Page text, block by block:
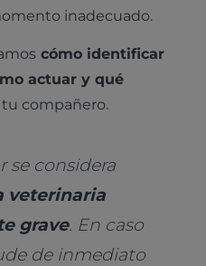
inadecuado.
cómo identificar
actuar y qué
compañero.
se considera
veterinaria
grave. En caso
de inmediato